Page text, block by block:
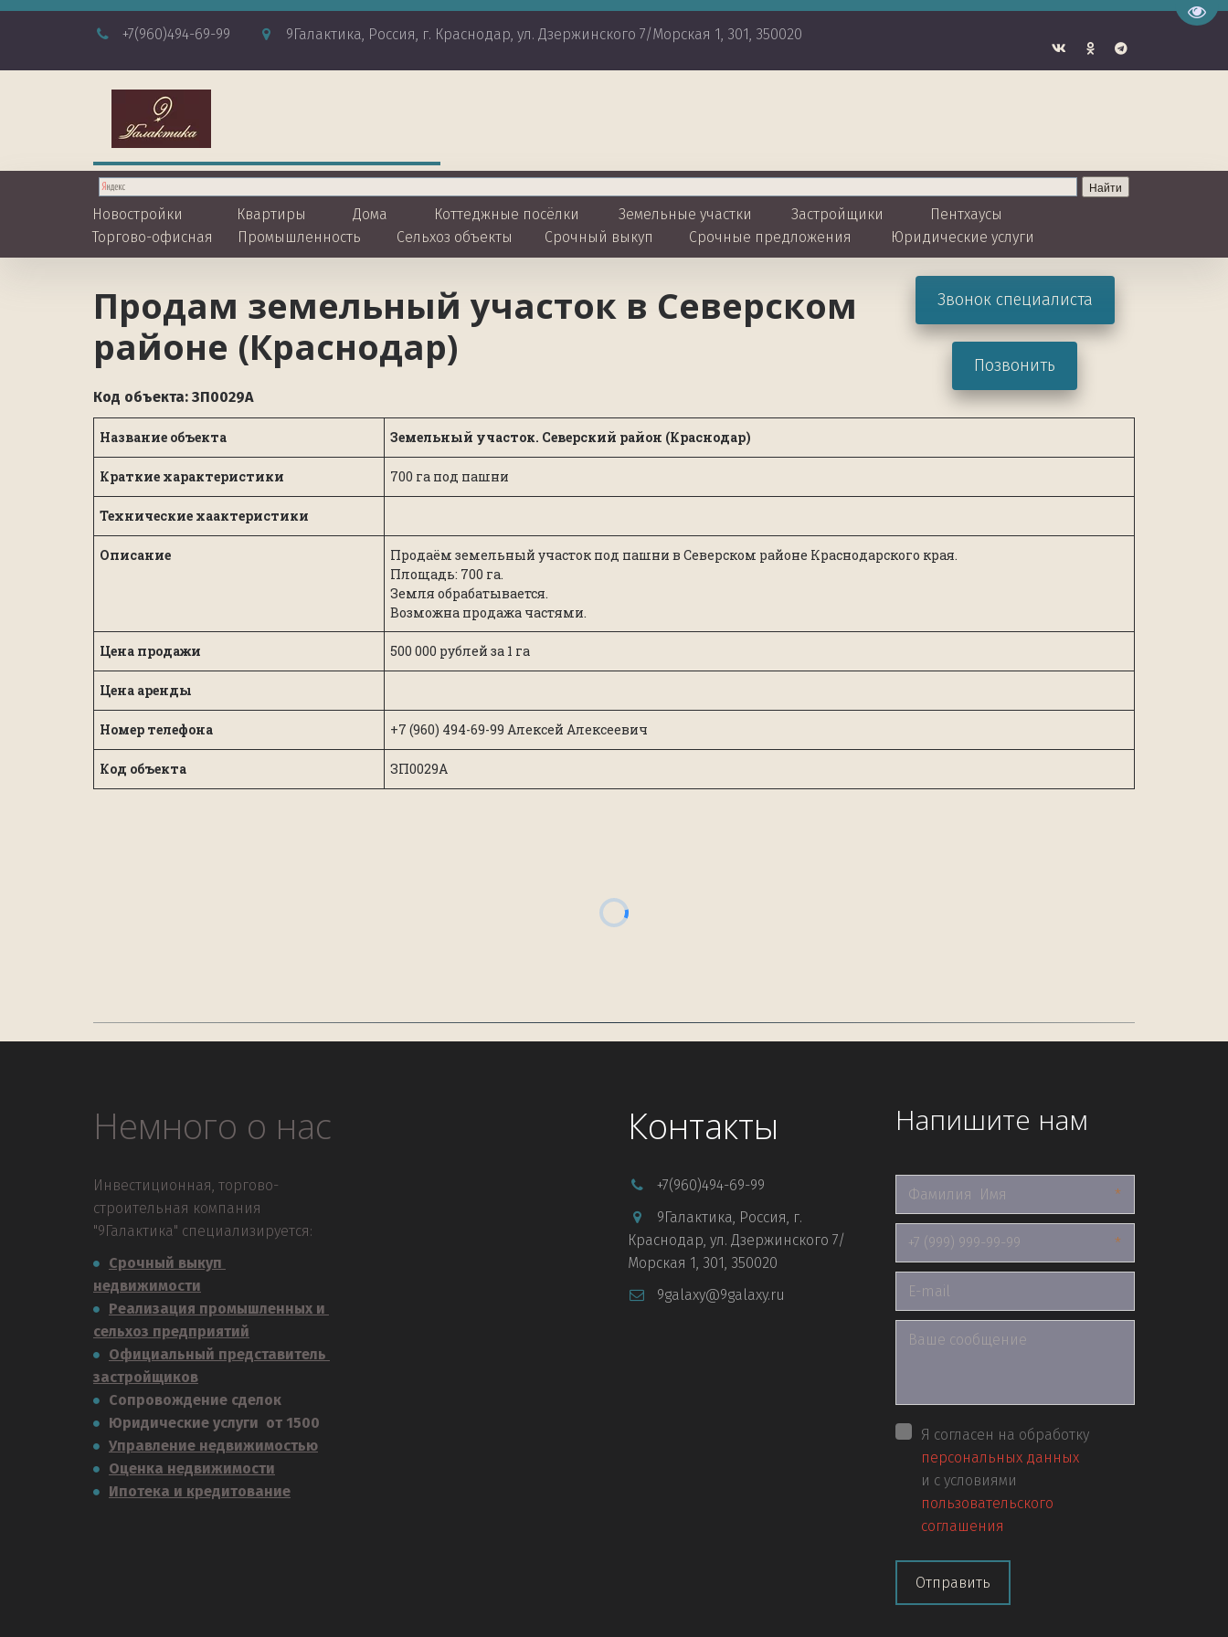
+7(960)494-69-99 9Галактика, Россия, г. Краснодар, ул. Дзержинского 7/Морская 1, 301, 350020
Новостройки Квартиры Дома Коттеджные посёлки Земельные участки Застройщики
Пентхаусы
Торгово-офисная
Промышленность Сельхоз объекты Срочный выкуп Срочные предложения Юридические услуги
Продам земельный участок в Северском
районе (Краснодар)
Код объекта: ЗП0029А
Звонок специалиста
Позвонить
Название объекта Земельный участок. Северский район (Краснодар)
Краткие характеристики 700 га под пашни
Технические хаактеристики
Описание
Продаём земельный участок под пашни в Северском районе Краснодарского края.
Площадь: 700 га.
Земля обрабатывается.
Возможна продажа частями.
Цена продажи 500 000 рублей за 1 га
Цена аренды
Номер телефона +7 (960) 494-69-99 Алексей Алексеевич
Код объекта ЗП0029А
Немного о нас
Инвестиционная, торгово-
строительная компания
"9Галактика" специализируется:
Срочный выкуп
недвижимости
Реализация промышленных и
сельхоз предприятий
Официальный представитель
застройщиков
Сопровождение сделок
Юридические услуги  от 1500
Управление недвижимостью
Оценка недвижимости
Ипотека и кредитование
Контакты
+7(960)494-69-99
9Галактика, Россия, г.
Краснодар, ул. Дзержинского 7/
Морская 1, 301, 350020
9galaxy@9galaxy.ru
Напишите нам
*
*
Я согласен на обработку
персональных данных
и с условиями
пользовательского
соглашения
Отправить